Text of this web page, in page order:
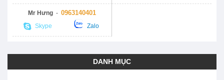
Mr Hưng - 0963140401
Skype Zalo
DANH MỤC